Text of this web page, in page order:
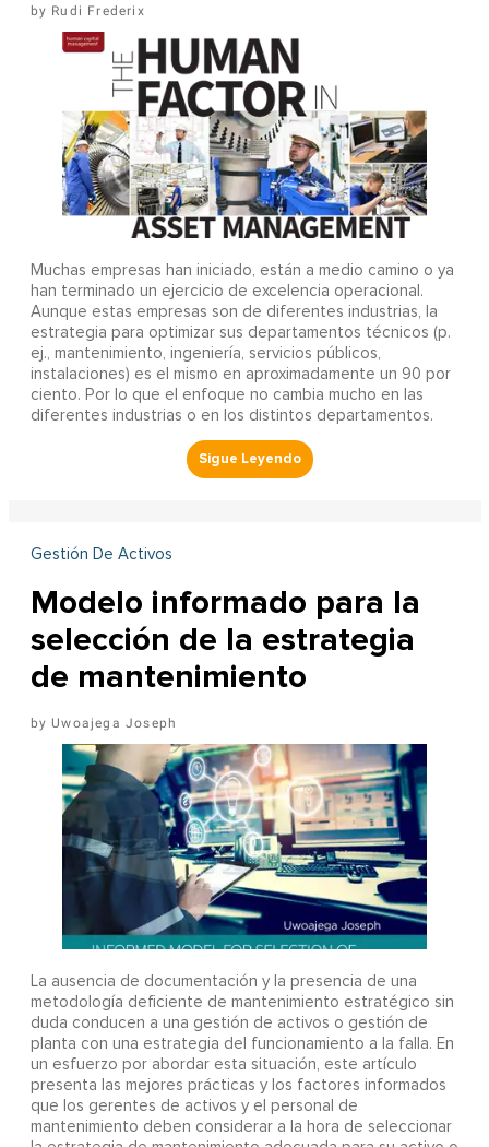
Rudi Frederix
Muchas empresas han iniciado, están a medio camino o ya
han terminado un ejercicio de excelencia operacional.
Aunque estas empresas son de diferentes industrias, la
estrategia para optimizar sus departamentos técnicos (p.
ej., mantenimiento, ingeniería, servicios públicos,
instalaciones) es el mismo en aproximadamente un 90 por
ciento. Por lo que el enfoque no cambia mucho en las
diferentes industrias o en los distintos departamentos.
Gestión De Activos
Modelo informado para la
selección de la estrategia
de mantenimiento
Uwoajega Joseph
La ausencia de documentación y la presencia de una
metodología deficiente de mantenimiento estratégico sin
duda conducen a una gestión de activos o gestión de
planta con una estrategia del funcionamiento a la falla. En
un esfuerzo por abordar esta situación, este artículo
presenta las mejores prácticas y los factores informados
que los gerentes de activos y el personal de
mantenimiento deben considerar a la hora de seleccionar